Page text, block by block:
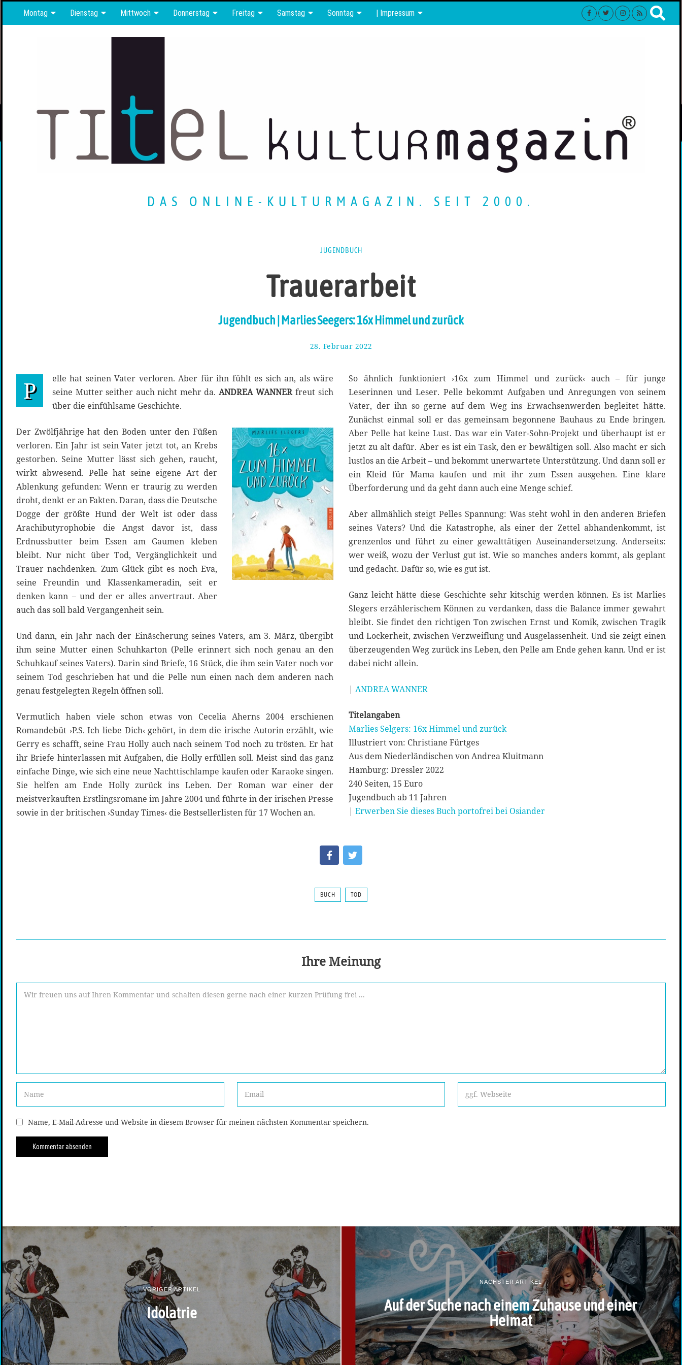
Montag Dienstag Mittwoch Donnerstag Freitag Samstag Sonntag | Impressum
DAS ONLINE-KULTURMAGAZIN. SEIT 2000.
JUGENDBUCH
Trauerarbeit
Jugendbuch | Marlies Seegers: 16x Himmel und zurück
28. Februar 2022
ä
r
z
0
2
P
elle hat seinen Vater verloren. Aber für ihn fühlt es sich an, als wäre
seine Mutter seither auch nicht mehr da. ANDREA WANNER freut sich
über die einfühlsame Geschichte.
Der Zwölfjährige hat den Boden unter den Füßen
verloren. Ein Jahr ist sein Vater jetzt tot, an Krebs
gestorben. Seine Mutter lässt sich gehen, raucht,
wirkt abwesend. Pelle hat seine eigene Art der
Ablenkung gefunden: Wenn er traurig zu werden
droht, denkt er an Fakten. Daran, dass die Deutsche
Dogge der größte Hund der Welt ist oder dass
Arachibutyrophobie die Angst davor ist, dass
Erdnussbutter beim Essen am Gaumen kleben
bleibt. Nur nicht über Tod, Vergänglichkeit und
Trauer nachdenken. Zum Glück gibt es noch Eva,
seine Freundin und Klassenkameradin, seit er
denken kann – und der er alles anvertraut. Aber
auch das soll bald Vergangenheit sein.
Und dann, ein Jahr nach der Einäscherung seines Vaters, am 3. März, übergibt
ihm seine Mutter einen Schuhkarton (Pelle erinnert sich noch genau an den
Schuhkauf seines Vaters). Darin sind Briefe, 16 Stück, die ihm sein Vater noch vor
seinem Tod geschrieben hat und die Pelle nun einen nach dem anderen nach
genau festgelegten Regeln öffnen soll.
Vermutlich haben viele schon etwas von Cecelia Aherns 2004 erschienen
Romandebüt ›P.S. Ich liebe Dich‹ gehört, in dem die irische Autorin erzählt, wie
Gerry es schafft, seine Frau Holly auch nach seinem Tod noch zu trösten. Er hat
ihr Briefe hinterlassen mit Aufgaben, die Holly erfüllen soll. Meist sind das ganz
einfache Dinge, wie sich eine neue Nachttischlampe kaufen oder Karaoke singen.
Sie helfen am Ende Holly zurück ins Leben. Der Roman war einer der
meistverkauften Erstlingsromane im Jahre 2004 und führte in der irischen Presse
sowie in der britischen ›Sunday Times‹ die Bestsellerlisten für 17 Wochen an.
So ähnlich funktioniert ›16x zum Himmel und zurück‹ auch – für junge
Leserinnen und Leser. Pelle bekommt Aufgaben und Anregungen von seinem
Vater, der ihn so gerne auf dem Weg ins Erwachsenwerden begleitet hätte.
Zunächst einmal soll er das gemeinsam begonnene Bauhaus zu Ende bringen.
Aber Pelle hat keine Lust. Das war ein Vater-Sohn-Projekt und überhaupt ist er
jetzt zu alt dafür. Aber es ist ein Task, den er bewältigen soll. Also macht er sich
lustlos an die Arbeit – und bekommt unerwartete Unterstützung. Und dann soll er
ein Kleid für Mama kaufen und mit ihr zum Essen ausgehen. Eine klare
Überforderung und da geht dann auch eine Menge schief.
Aber allmählich steigt Pelles Spannung: Was steht wohl in den anderen Briefen
seines Vaters? Und die Katastrophe, als einer der Zettel abhandenkommt, ist
grenzenlos und führt zu einer gewalttätigen Auseinandersetzung. Anderseits:
wer weiß, wozu der Verlust gut ist. Wie so manches anders kommt, als geplant
und gedacht. Dafür so, wie es gut ist.
Ganz leicht hätte diese Geschichte sehr kitschig werden können. Es ist Marlies
Slegers erzählerischem Können zu verdanken, dass die Balance immer gewahrt
bleibt. Sie findet den richtigen Ton zwischen Ernst und Komik, zwischen Tragik
und Lockerheit, zwischen Verzweiflung und Ausgelassenheit. Und sie zeigt einen
überzeugenden Weg zurück ins Leben, den Pelle am Ende gehen kann. Und er ist
dabei nicht allein.
| ANDREA WANNER
Titelangaben
Marlies Selgers: 16x Himmel und zurück
Illustriert von: Christiane Fürtges
Aus dem Niederländischen von Andrea Kluitmann
Hamburg: Dressler 2022
240 Seiten, 15 Euro
Jugendbuch ab 11 Jahren
| Erwerben Sie dieses Buch portofrei bei Osiander
BUCH TOD
Ihre Meinung
Name, E-Mail-Adresse und Website in diesem Browser für meinen nächsten Kommentar speichern.
VORIGER ARTIKEL
Idolatrie
NÄCHSTER ARTIKEL
Auf der Suche nach einem Zuhause und einer
Heimat